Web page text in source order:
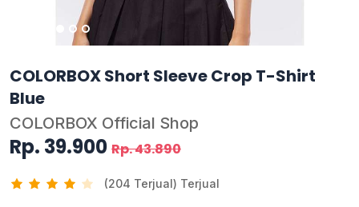
COLORBOX Short Sleeve Crop T-Shirt
Blue
COLORBOX Official Shop
Rp. 39.900 Rp. 43.890
(204 Terjual) Terjual